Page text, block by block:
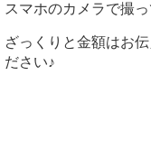
スマホのカメラで撮
ざっくりと金額はお
ださい♪